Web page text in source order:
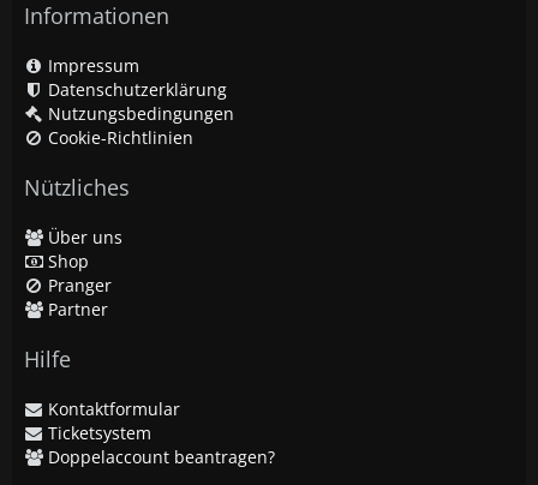
Informationen
Impressum
Datenschutzerklärung
Nutzungsbedingungen
Cookie-Richtlinien
Nützliches
Über uns
Shop
Pranger
Partner
Hilfe
Kontaktformular
Ticketsystem
Doppelaccount beantragen?